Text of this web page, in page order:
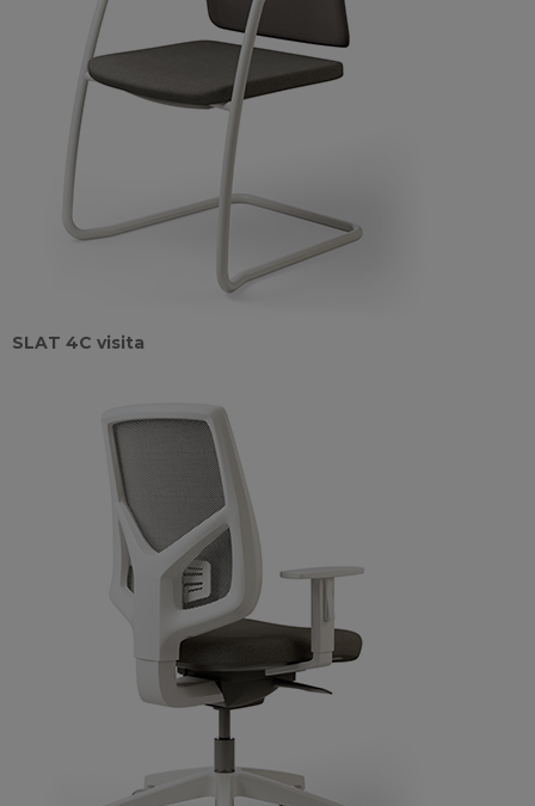
SLAT 4C visita